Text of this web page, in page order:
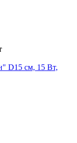
D15 см, 15 Вт,